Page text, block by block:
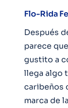
Flo-Rida
Después
parece que
gustito a
llega algo
caribeños
marca de